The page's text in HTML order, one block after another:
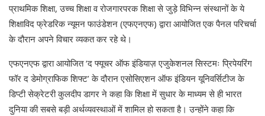
प्राथमिक शिक्षा, उच्च शिक्षा व रोजगारपरक शिक्षा से जुड़े विभिन्न संस्थानों के ये
शिक्षाविद फ्रेडरिक न्यूमन फाउंडेशन (एफएनएफ) द्वारा आयोजित एक पैनल परिचर्चा
के दौरान अपने विचार व्यकत कर रहे थे।
एफएनएफ द्वारा आयोजित ‘द फ्यूचर ऑफ इंडियाज़ एजुकेशनल सिस्टमः प्रिपेयरिंग
फॉर द डेमोग्राफिक शिफ्ट’ के दौरान एसोसिएशन ऑफ इंडियन यूनिवर्सिटीज के
डिप्टी सेक्रेटरी कुलदीप डागर ने कहा कि शिक्षा में सुधार के माध्यम से ही भारत
दुनिया की सबसे बड़ी अर्थव्यवस्थाओं में शामिल हो सकता है। उन्होंने कहा कि